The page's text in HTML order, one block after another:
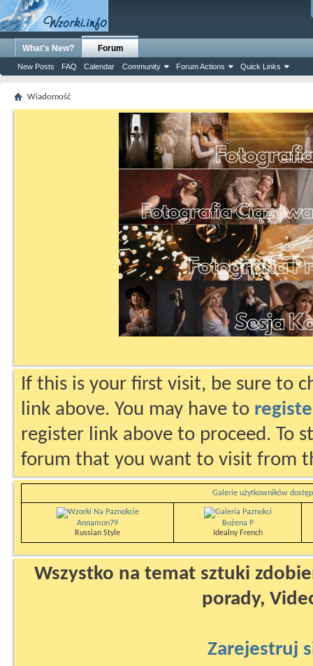
What's New? Forum
New Posts FAQ Calendar Community Forum Actions Quick Links
Wiadomość
If this is your first visit, be sure to
link above. You may have to
register link above to proceed. To
forum that you want to visit from
Galerie użytkowników
Annamon79
Russian Style
Bożena P
Idealny French
Wszystko na temat sztuki
porady,
Zarejestruj